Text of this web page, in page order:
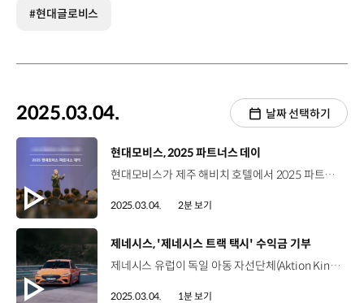
#현대글로비스
2025.03.04. 날짜 선택하기
[동영상]
현대모비스, 2025 파트너스 데이
현대모비스가 제주 해비치 호텔에서 2025 파트너스 데이’를 열고 주요 협력사와의 파트너십 강화에 나섰습니다. 이번 행사에는 현대모비스 이규석 사장과 주요 임직원, 220여 명의 협력사 대표가 참석해 회사의 전략과 비전을 공유했는데요. 이규석 사장은 수평적 협업 관계와 진정성 있는 소통을 바탕으로 협력사와 선순환 생태계를 구축할 것을 강조했습니다. 이규석 사장 / 현대모비스 오늘 이 자리가 어려운 경영 환경에서 협력사와 현대모비스가 앞으로 더 미래를 잘 준비하기 위한 방향성을 서로 맞춰보는 자리가 되었으면 좋겠습니다. 현대모비스는 이날 행사에서 품질, 안전, 신차 개발 등 10여 개 부문별로 우수 협력사를 선정해 시상하기도 했습니다. 문성준 부회장 / 명화공업 (2024 우수협력사 대상 수상업체)이렇게 귀하고 과분한 상을 받게 돼서 영광이고 기쁘게 생각합니다. 이번 계기로 새로운 마음으로 더 열심히 할 수 있도록 노력하겠습니다. 최광준 팀장 / 현대모비스 설비구매팀행사를 통해 서로에 대해서 더 알 수 있었고 평소에 이야기 못했던 부분들을 이야기할 수 있었던 자리가 되었습니다. 앞으로도 협력사분들과 현대모비스 간의 파트너십이 향상될 수 있도록 노력하겠습니다. 현대모비스는 최근 3년간 협력사가 진행한 1,300여 건의 신제품과 신기술 개발에 약 2,150억 원을 지원하는 등 협력사와의 파트너십 강화를 위해 다양한 협력 활동을 진행해왔는데요. ESG에 대한 다양한 이행 전략도 함께 추진하며 지난해 동반성장지수 평가에서 6년 연속 ‘최우수’ 기업으로 선정됐습니다.
2025.03.04. 2분 보기
[동영상]
제네시스, '제네시스 트랙 택시' 수익금 기부
제네시스 유럽이 독일 아동 자선단체(Aktion Kinder-Unfallhilfe)에 53,000 유로를 기부했습니다. 이번 기금은 현재 뉘르부르크링에서 운영 중인 ‘제네시스 트랙 택시’ 프로그램의 수익금으로 마련됐습니다. 제네시스 트랙 택시는 전문 드라이버가 운전하는 제네시스 차량에 동승해 스릴 넘치는 레이싱 트랙을 달리며 차량의 한계성능을 체험하는 프로그램인데요. 이번 기금은 독일 전역의 어린이와 운전자를 위한 사고 예방 캠페인, 교육 프로그램 등에 사용될 예정입니다. 제네시스 유럽은 앞으로도 어린이 교통사고 예방과 안전에 꾸준히 관심을 기울일 예정입니다.
2025.03.04. 1분 보기